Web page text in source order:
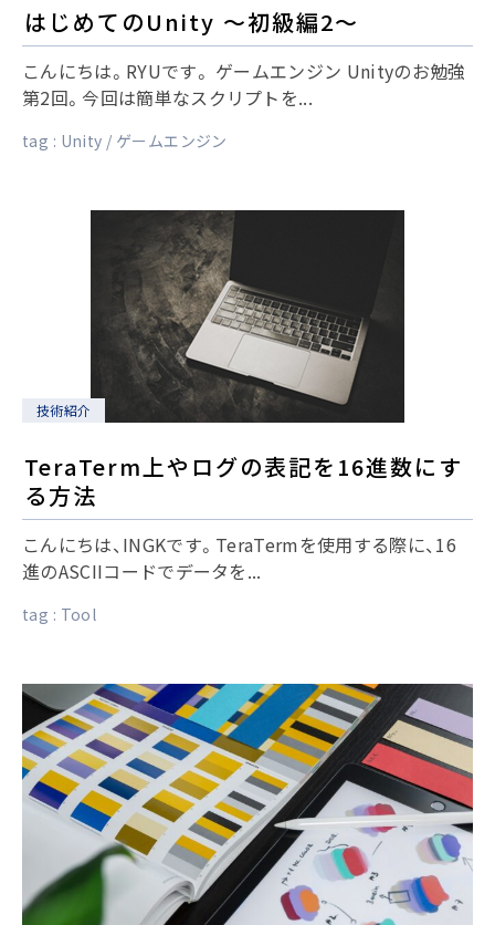
はじめてのUnity ～初級編2～
こんにちは。RYUです。 ゲームエンジン Unityのお勉強
第2回。今回は簡単なスクリプトを...
tag : Unity ゲームエンジン
技術紹介
TeraTerm上やログの表記を16進数にす
る方法
こんにちは、INGKです。TeraTermを使用する際に、16
進のASCIIコードでデータを...
tag : Tool